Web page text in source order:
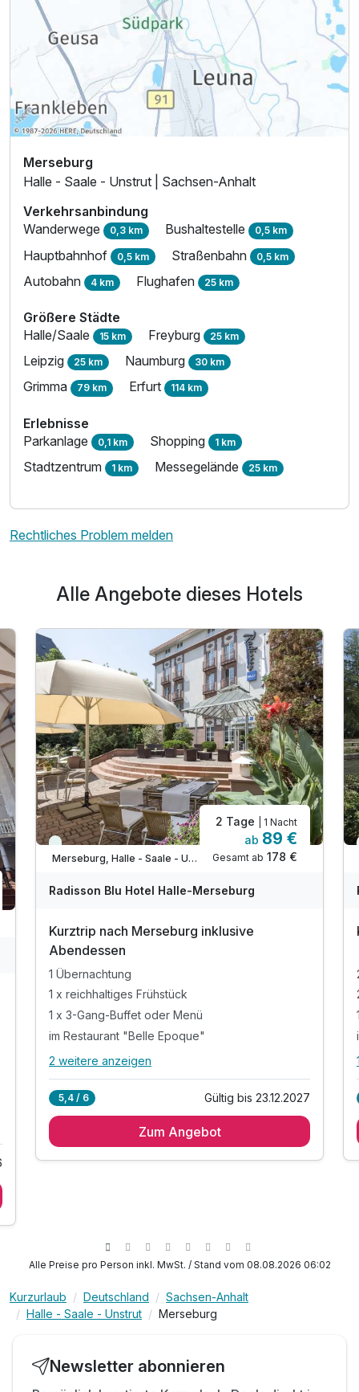
Merseburg
Halle - Saale - Unstrut | Sachsen-Anhalt
Verkehrsanbindung
Wanderwege 0,3 km Bushaltestelle 0,5 km
Hauptbahnhof 0,5 km Straßenbahn 0,5 km
Autobahn 4 km Flughafen 25 km
Größere Städte
Halle/Saale 15 km Freyburg 25 km
Leipzig 25 km Naumburg 30 km
Grimma 79 km Erfurt 114 km
Erlebnisse
Parkanlage 0,1 km Shopping 1 km
Stadtzentrum 1 km Messegelände 25 km
Rechtliches Problem melden
Alle Angebote dieses Hotels
Viele Termine frei
Merseburg, Halle - Saale - Unstrut
2 Tage | 1 Nacht
ab 89 €
Gesamt ab 178 €
Radisson Blu Hotel Halle-Merseburg
Kurztrip nach Merseburg inklusive
Abendessen
1 Übernachtung
1 x reichhaltiges Frühstück
1 x 3-Gang-Buffet oder Menü
im Restaurant "Belle Epoque"
Alle Inklusivleistungen
1 x reichhaltiges Frühstück
2 weitere anzeigen
5,4 / 6 Gültig bis 23.12.2027
Zum Angebot
Alle Preise pro Person inkl. MwSt. / Stand vom 08.08.2026 06:02
Kurzurlaub Deutschland
Sachsen-Anhalt
Halle - Saale - Unstrut
Merseburg
Newsletter abonnieren